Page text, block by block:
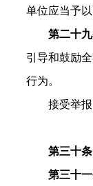
单位应当予以
第二十
引导和鼓励
行为。
接受举
第三十条
第三十